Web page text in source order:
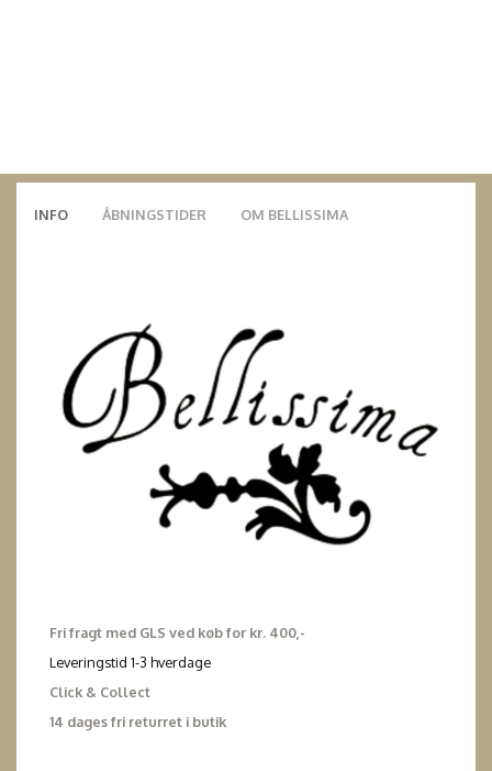
INFO ÅBNINGSTIDER OM BELLISSIMA
Fri fragt med GLS ved køb for kr. 400,-
Leveringstid 1-3 hverdage
Click & Collect
14 dages fri returret i butik